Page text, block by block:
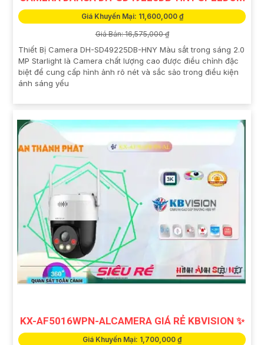
Giá Khuyến Mại: 11,600,000 ₫
Giá Bán: 16,575,000 ₫
Thiết Bị Camera DH-SD49225DB-HNY Màu sắt trong sáng 2.0
MP Starlight là Camera chất lượng cao được điều chỉnh đặc
biệt để cung cấp hình ảnh rõ nét và sắc sảo trong điều kiện
ánh sáng yếu
KX-AF5016WPN-ALCAMERA GIÁ RẺ KBVISION ✨
Giá Khuyến Mại: 1,700,000 ₫